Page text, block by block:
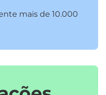
mais de 10.000